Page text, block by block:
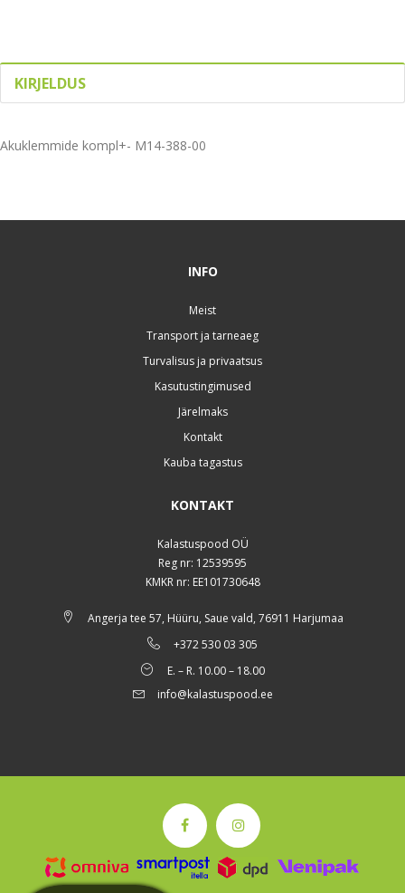
KIRJELDUS
Akuklemmide kompl+- M14-388-00
INFO
Meist
Transport ja tarneaeg
Turvalisus ja privaatsus
Kasutustingimused
Järelmaks
Kontakt
Kauba tagastus
KONTAKT
Kalastuspood OÜ
Reg nr: 12539595
KMKR nr: EE101730648
Angerja tee 57, Hüüru, Saue vald, 76911 Harjumaa
+372 530 03 305
E. – R. 10.00 – 18.00
info@kalastuspood.ee